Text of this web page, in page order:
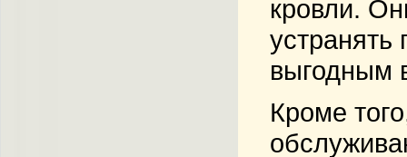
кровли.
выгодным
Кроме